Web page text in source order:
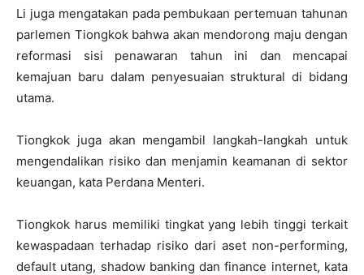
Li juga mengatakan pada pembukaan pertemuan tahunan
parlemen Tiongkok bahwa akan mendorong maju dengan
reformasi sisi penawaran tahun ini dan mencapai
kemajuan baru dalam penyesuaian struktural di bidang
utama.
Tiongkok juga akan mengambil langkah-langkah untuk
mengendalikan risiko dan menjamin keamanan di sektor
keuangan, kata Perdana Menteri.
Tiongkok harus memiliki tingkat yang lebih tinggi terkait
kewaspadaan terhadap risiko dari aset non-performing,
default utang, shadow banking dan finance internet, kata